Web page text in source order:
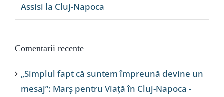
Assisi la Cluj-Napoca
Comentarii recente
„Simplul fapt că suntem împreună devine un
mesaj”: Marș pentru Viață în Cluj-Napoca -